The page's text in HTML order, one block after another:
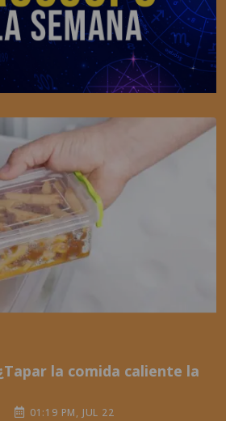
la comida caliente la
01:19 PM, JUL 22